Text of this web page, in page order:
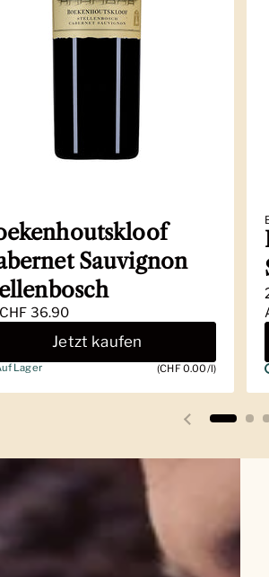
Sauvignon
CHF 36.90
Jetzt kaufen
Lager (CHF 0.00/l)
Vorherige